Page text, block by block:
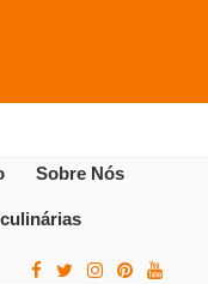
Sobre Nós